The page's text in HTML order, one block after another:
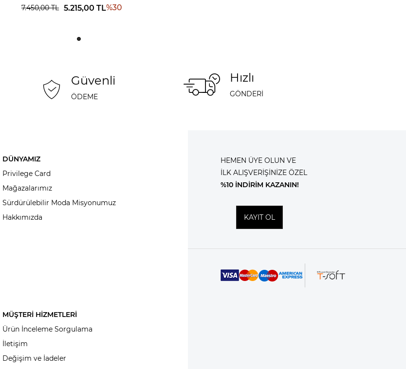
7.450,00TL 5.215,00 TL%30
Güvenli
ÖDEME
Hızlı
GÖNDERİ
DÜNYAMIZ
Privilege Card
Mağazalarımız
Sürdürülebilir Moda Misyonumuz
Hakkımızda
MÜŞTERİ HİZMETLERİ
Ürün İnceleme Sorgulama
İletişim
Değişim ve İadeler
HEMEN ÜYE OLUN VE
İLK ALIŞVERİŞİNİZE ÖZEL
%10 İNDİRİM KAZANIN!
KAYIT OL